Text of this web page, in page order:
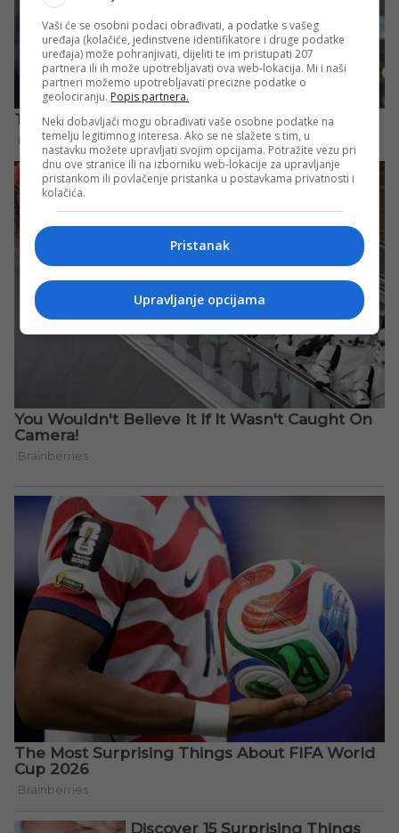
Vaši će se osobni podaci obrađivati, a podatke s vašeg
uređaja (kolačiće, jedinstvene identifikatore i druge podatke
uređaja) može pohranjivati, dijeliti te im pristupati 207
partnera ili ih može upotrebljavati ova web-lokacija. Mi i naši
partneri možemo upotrebljavati precizne podatke o
geolociranju. Popis partnera.
Neki dobavljači mogu obrađivati vaše osobne podatke na
temelju legitimnog interesa. Ako se ne slažete s tim, u
nastavku možete upravljati svojim opcijama. Potražite vezu pri
dnu ove stranice ili na izborniku web-lokacije za upravljanje
pristankom ili povlačenje pristanka u postavkama privatnosti i
kolačića.
Pristanak
Upravljanje opcijama